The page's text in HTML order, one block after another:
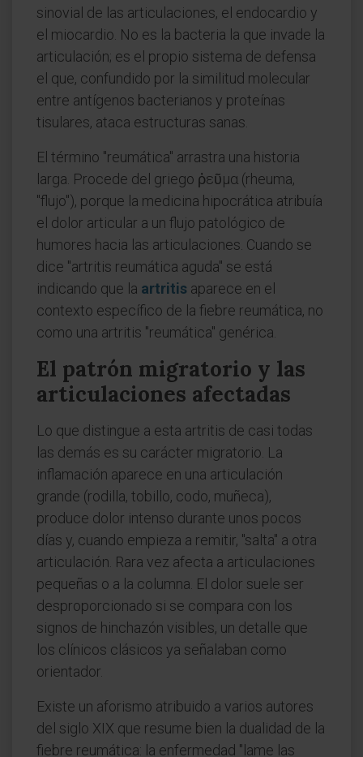
sinovial de las articulaciones, el endocardio y
el miocardio. No es la bacteria la que invade la
articulación; es el propio sistema de defensa
el que, confundido por la similitud molecular
entre antígenos bacterianos y proteínas
tisulares, ataca estructuras sanas.
El término "reumática" arrastra una historia
larga. Procede del griego ῥεῦμα (rheuma,
"flujo"), porque la medicina hipocrática atribuía
el dolor articular a un flujo patológico de
humores hacia las articulaciones. Cuando se
dice "artritis reumática aguda" se está
indicando que la artritis aparece en el
contexto específico de la fiebre reumática, no
como una artritis "reumática" genérica.
El patrón migratorio y las
articulaciones afectadas
Lo que distingue a esta artritis de casi todas
las demás es su carácter migratorio. La
inflamación aparece en una articulación
grande (rodilla, tobillo, codo, muñeca),
produce dolor intenso durante unos pocos
días y, cuando empieza a remitir, "salta" a otra
articulación. Rara vez afecta a articulaciones
pequeñas o a la columna. El dolor suele ser
desproporcionado si se compara con los
signos de hinchazón visibles, un detalle que
los clínicos clásicos ya señalaban como
orientador.
Existe un aforismo atribuido a varios autores
del siglo XIX que resume bien la dualidad de la
fiebre reumática: la enfermedad "lame las